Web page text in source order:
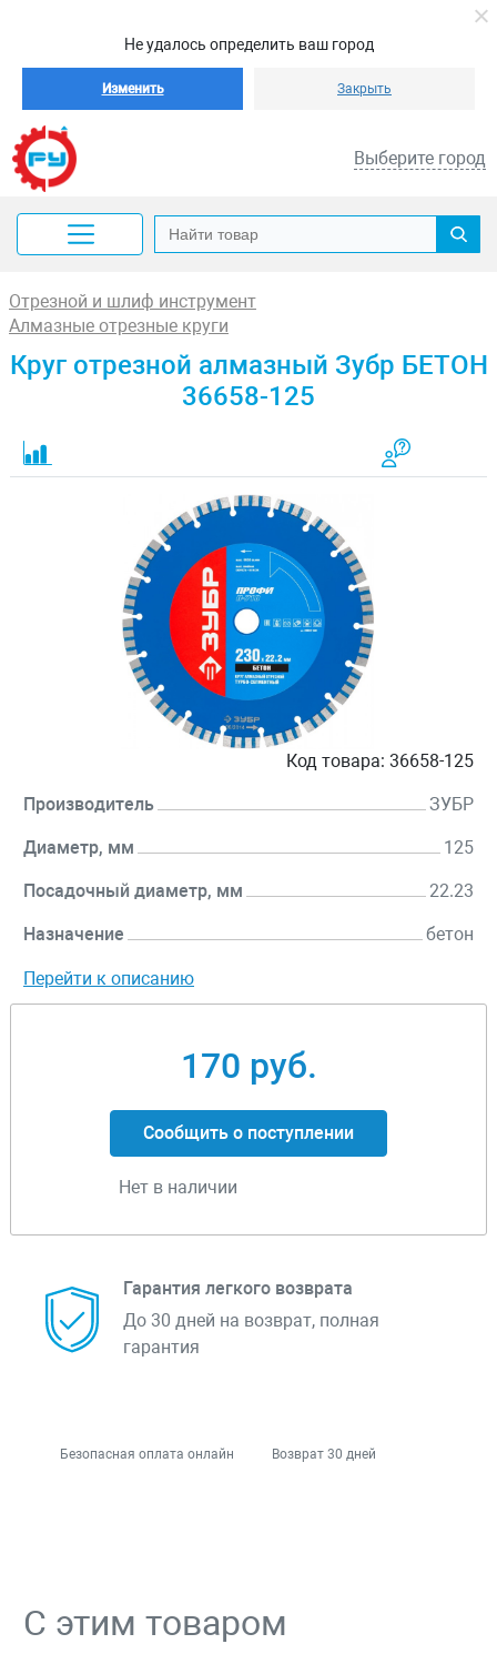
Не удалось определить ваш город
Изменить Закрыть
Выберите город
Отрезной и шлиф инструмент
Алмазные отрезные круги
Круг отрезной алмазный Зубр БЕТОН
36658-125
Код товара: 36658-125
Производитель ЗУБР
Диаметр, мм 125
Посадочный диаметр, мм 22.23
Назначение бетон
Перейти к описанию
170 руб.
Сообщить о поступлении
Нет в наличии
Гарантия легкого возврата
До 30 дней на возврат, полная
гарантия
Безопасная оплата онлайн Возврат 30 дней
С этим товаром